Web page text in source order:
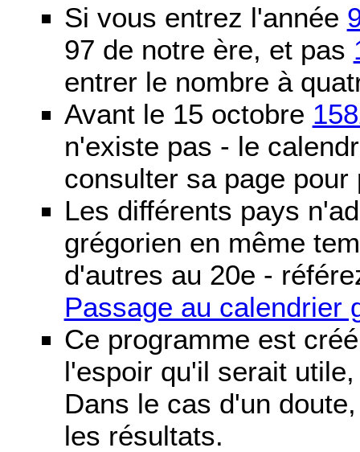
Si vous entrez l'année
97 de notre ère, et pas
entrer le nombre à
Avant le 15 octobre
n'existe pas - le
consulter sa page pour
Les différents pays
grégorien en même
d'autres au 20e -
Passage au calendrier
Ce programme est
l'espoir qu'il serait
Dans le cas d'un
les résultats.